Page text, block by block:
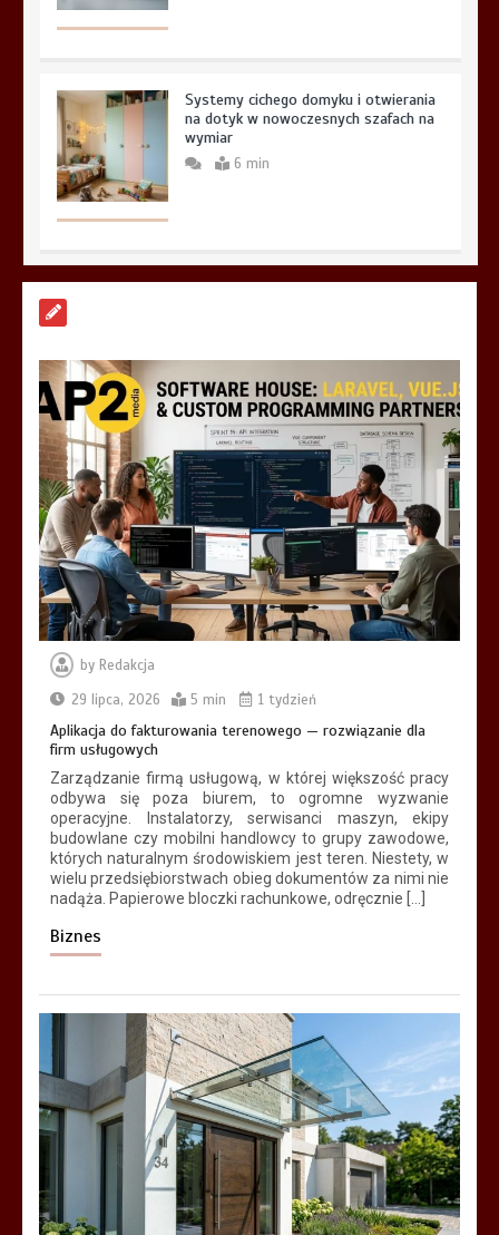
Systemy cichego domyku i otwierania
na dotyk w nowoczesnych szafach na
wymiar
6 min
Markiza tarasowa czy stałe
zadaszenie z poliwęglanu? Co lepiej
sprawdzi się na działce w Wyszkowie?
6 min
Architektoniczny surowiec, kamienny
rysunek i nowoczesna trwałość gresu
5 min
by Redakcja
29 lipca, 2026
5 min 1 tydzień
Aplikacja do fakturowania terenowego — rozwiązanie dla
firm usługowych
Zarządzanie firmą usługową, w której większość pracy
odbywa się poza biurem, to ogromne wyzwanie
operacyjne. Instalatorzy, serwisanci maszyn, ekipy
budowlane czy mobilni handlowcy to grupy zawodowe,
których naturalnym środowiskiem jest teren. Niestety, w
wielu przedsiębiorstwach obieg dokumentów za nimi nie
nadąża. Papierowe bloczki rachunkowe, odręcznie […]
Biznes